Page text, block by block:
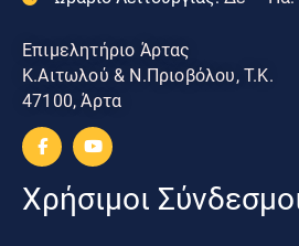
Επιμελητήριο Άρτας
Κ.Αιτωλού & Ν.Πριοβόλου, Τ.Κ.
47100, Άρτα
Χρήσιμοι